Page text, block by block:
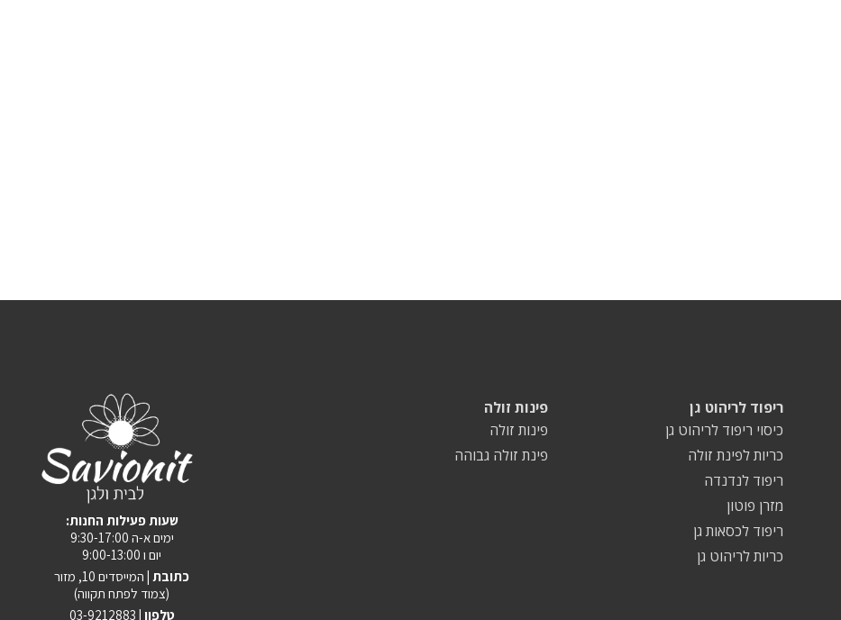
:שעות פעילות החנות
ימים א-ה 9:30-17:00
יום ו 9:00-13:00
כתובת | המייסדים 10, מזור
(צמוד לפתח תקווה)
טלפון | 03-9212883
פינות זולה
פינות זולה
פינת זולה גבוהה
ריפוד לריהוט גן
כיסוי ריפוד לריהוט גן
כריות לפינת זולה
ריפוד לנדנדה
מזרן פוטון
ריפוד לכסאות גן
כריות לריהוט גן